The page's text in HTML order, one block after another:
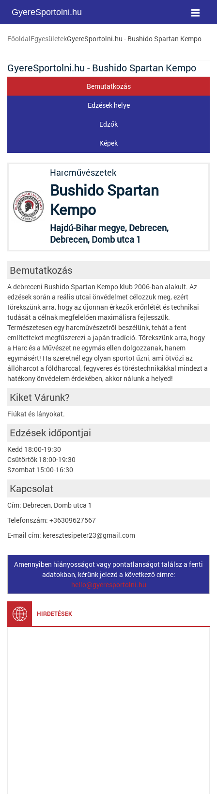
GyereSportolni.hu
FőoldalEgyesületekGyereSportolni.hu - Bushido Spartan Kempo
GyereSportolni.hu - Bushido Spartan Kempo
Bemutatkozás
Edzések helye
Edzők
Képek
Harcművészetek
Bushido Spartan
Kempo
Hajdú-Bihar megye, Debrecen,
Debrecen, Domb utca 1
Bemutatkozás
A debreceni Bushido Spartan Kempo klub 2006-ban alakult. Az
edzések során a reális utcai önvédelmet célozzuk meg, ezért
törekszünk arra, hogy az újonnan érkezők erőnlétét és technikai
tudását a célnak megfelelően maximálisra fejlesszük.
Természetesen egy harcművészetről beszélünk, tehát a fent
említetteket megfűszerezi a japán tradíció. Törekszünk arra, hogy
a Harc és a Művészet ne egymás ellen dolgozzanak, hanem
egymásért! Ha szeretnél egy olyan sportot űzni, ami ötvözi az
állóharcot a földharccal, fegyveres és töréstechnikákkal mindezt a
hatékony önvédelem érdekében, akkor nálunk a helyed!
Kiket Várunk?
Fiúkat és lányokat.
Edzések időpontjai
Kedd 18:00-19:30
Csütörtök 18:00-19:30
Szombat 15:00-16:30
Kapcsolat
Cím: Debrecen, Domb utca 1
Telefonszám: +36309627567
E-mail cím: keresztesipeter23@gmail.com
Amennyiben hiányosságot vagy pontatlanságot találsz a fenti
adatokban, kérünk jelezd a következő címre:
hello@gyeresportolni.hu
HIRDETÉSEK